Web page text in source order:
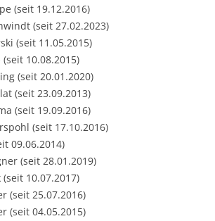
(seit 19.12.2016)
(seit 27.02.2023)
(seit 11.05.2015)
(seit 10.08.2015)
(seit 20.01.2020)
(seit 23.09.2013)
(seit 19.09.2016)
(seit 17.10.2016)
09.06.2014)
(seit 28.01.2019)
(seit 10.07.2017)
(seit 25.07.2016)
(seit 04.05.2015)